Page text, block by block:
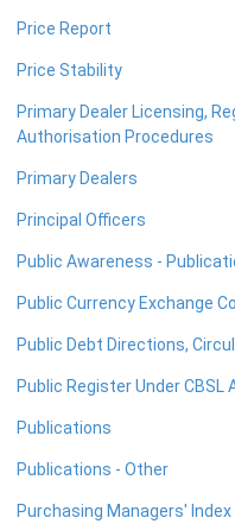
Non-Bank Financial
பொதுமக்கள்
பத்திரிகை மாநாடுகள்
பேச்சுக்கள்
நோ்காணல்
பாராளுமன்றக் குழு அறிக்கை
Price Report
Price Stability
Primary Dealer Licensing,
Authorisation Procedures
Primary Dealers
Principal Officers
Public Awareness -
Public Currency Exchange
Public Debt Directions,
Public Register Under
Publications
Publications - Other
Purchasing Managers' Index